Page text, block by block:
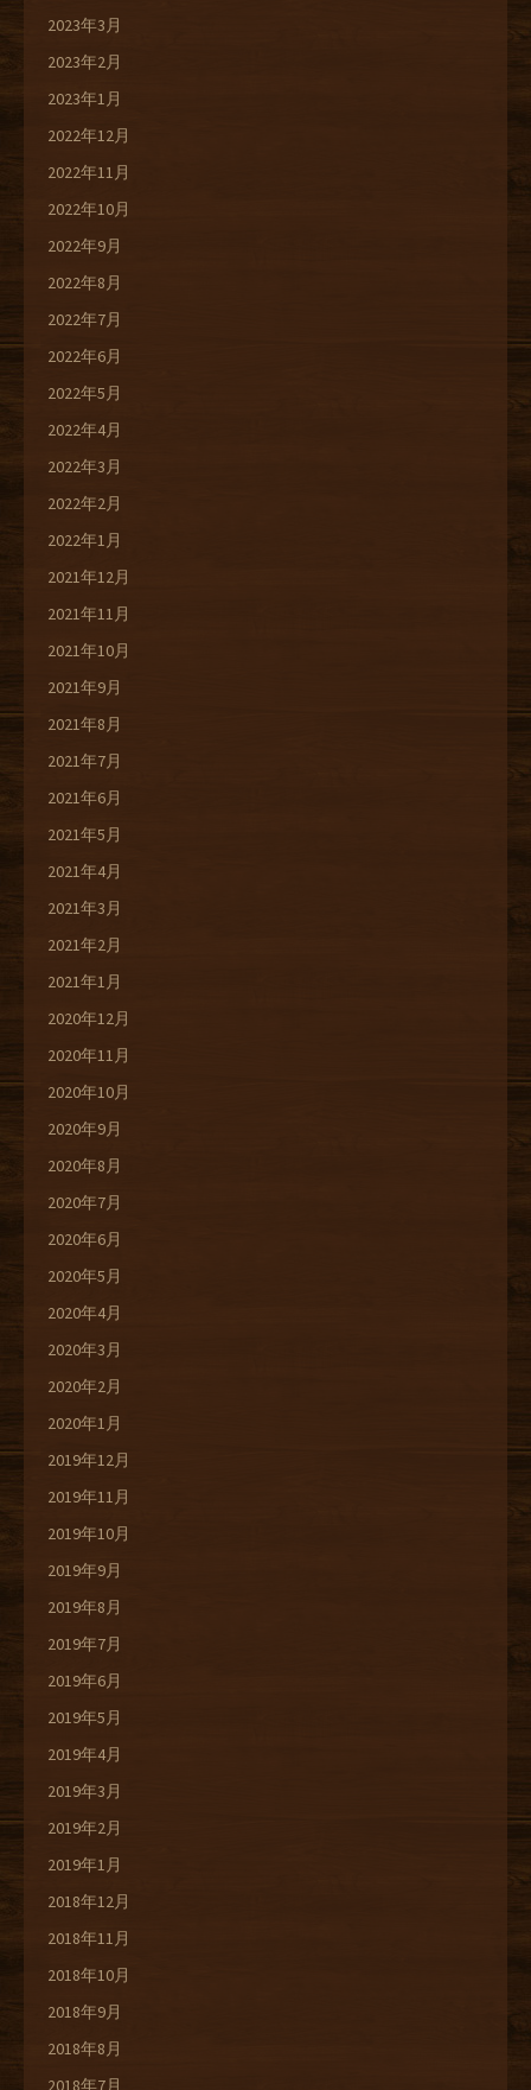
2023年3月
2023年2月
2023年1月
2022年12月
2022年11月
2022年10月
2022年9月
2022年8月
2022年7月
2022年6月
2022年5月
2022年4月
2022年3月
2022年2月
2022年1月
2021年12月
2021年11月
2021年10月
2021年9月
2021年8月
2021年7月
2021年6月
2021年5月
2021年4月
2021年3月
2021年2月
2021年1月
2020年12月
2020年11月
2020年10月
2020年9月
2020年8月
2020年7月
2020年6月
2020年5月
2020年4月
2020年3月
2020年2月
2020年1月
2019年12月
2019年11月
2019年10月
2019年9月
2019年8月
2019年7月
2019年6月
2019年5月
2019年4月
2019年3月
2019年2月
2019年1月
2018年12月
2018年11月
2018年10月
2018年9月
2018年8月
2018年7月